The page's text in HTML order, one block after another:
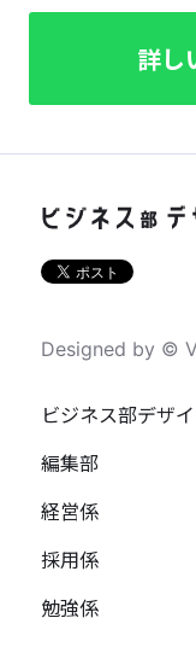
詳し
Designed by ©
ビジネス部デザ
編集部
経営係
採用係
勉強係